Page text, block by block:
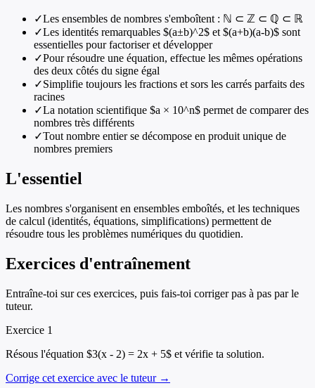
✓Les ensembles de nombres s'emboîtent : ℕ ⊂ ℤ ⊂ ℚ ⊂ ℝ
✓Les identités remarquables $(a±b)^2$ et $(a+b)(a-b)$ sont
essentielles pour factoriser et développer
✓Pour résoudre une équation, effectue les mêmes opérations
des deux côtés du signe égal
✓Simplifie toujours les fractions et sors les carrés parfaits des
racines
✓La notation scientifique $a × 10^n$ permet de comparer des
nombres très différents
✓Tout nombre entier se décompose en produit unique de
nombres premiers
L'essentiel
Les nombres s'organisent en ensembles emboîtés, et les techniques
de calcul (identités, équations, simplifications) permettent de
résoudre tous les problèmes numériques du quotidien.
Exercices d'entraînement
Entraîne-toi sur ces exercices, puis fais-toi corriger pas à pas par le
tuteur.
Exercice 1
Résous l'équation $3(x - 2) = 2x + 5$ et vérifie ta solution.
Corrige cet exercice avec le tuteur →